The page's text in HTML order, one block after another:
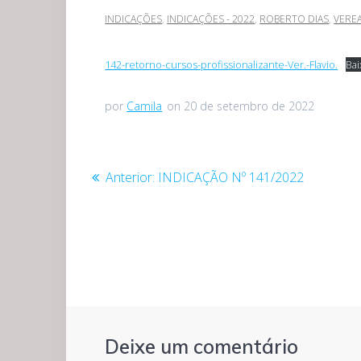
INDICAÇÕES, INDICAÇÕES - 2022, ROBERTO DIAS,
142-retorno-cursos-profissionalizante-Ver.-Flavio.
por Camila on 20 de setembro de 2022
Navegação
Anterior: Post
INDICAÇÃO Nº 141/2022
Deixe um comentário